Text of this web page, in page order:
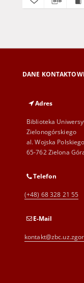
DANE
Adres
Biblioteka
Zielonogórskiego
al. Wojska
65-762 Zielona
Telefon
(+48) 68 328 21 55
E-Mail